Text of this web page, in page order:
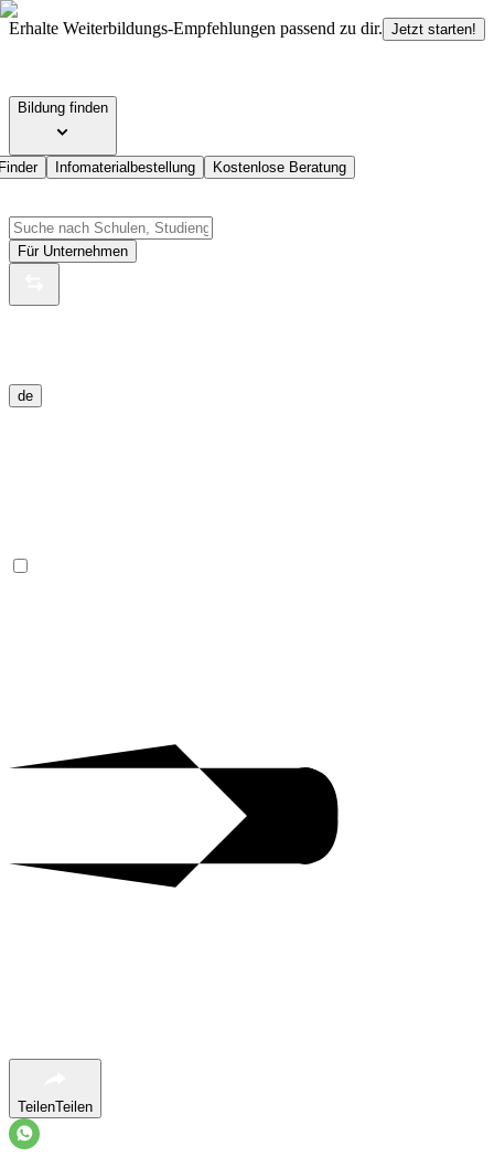
Erhalte Weiterbildungs-Empfehlungen passend zu dir. Jetzt starten!
Bildung finden
Infomaterialbestellung Kostenlose Beratung
Für Unternehmen
de
TeilenTeilen